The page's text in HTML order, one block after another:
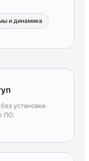
и динамика
установки
ПО.